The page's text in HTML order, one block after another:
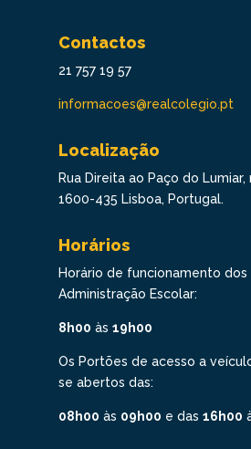
Contactos
21 757 19 57
informacoes@realcolegio.pt
Localização
Rua Direita ao Paço do Lumiar,
1600-435 Lisboa, Portugal.
Horários
Horário de funcionamento dos
Administração Escolar:
8h00 às 19h00
Os Portões de acesso a
se abertos das:
08h00 às 09h00 e das 16h00